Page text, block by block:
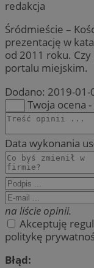
redakcja
Śródmieście –
prezentację w
od 2011 roku.
portalu miejskim.
Dodano: 2019-01-
Twoja ocena
Data wykonania
na liście opinii.
Akceptuję
politykę
Błąd: